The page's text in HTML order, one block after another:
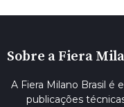
Sobre a Fiera
A Fiera Milano Brasil é
publicações